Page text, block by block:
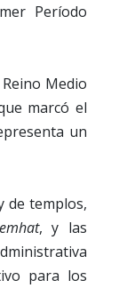
Período
Medio
marcó el
un
de templos,
, y las
para los